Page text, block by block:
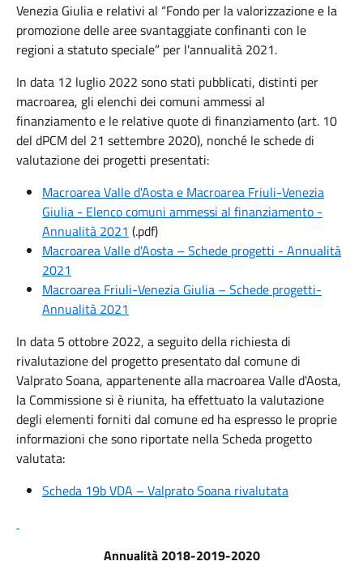
Venezia Giulia e relativi al “Fondo per la valorizzazione e la
promozione delle aree svantaggiate confinanti con le
regioni a statuto speciale” per l'annualità 2021.
In data 12 luglio 2022 sono stati pubblicati, distinti per
macroarea, gli elenchi dei comuni ammessi al
finanziamento e le relative quote di finanziamento (art. 10
del dPCM del 21 settembre 2020), nonché le schede di
valutazione dei progetti presentati:
Macroarea Valle d'Aosta e Macroarea Friuli-Venezia
Giulia - Elenco comuni ammessi al finanziamento -
Annualità 2021 (.pdf)
Macroarea Valle d'Aosta – Schede progetti - Annualità
2021
Macroarea Friuli-Venezia Giulia – Schede progetti-
Annualità 2021
In data 5 ottobre 2022, a seguito della richiesta di
rivalutazione del progetto presentato dal comune di
Valprato Soana, appartenente alla macroarea Valle d'Aosta,
la Commissione si è riunita, ha effettuato la valutazione
degli elementi forniti dal comune ed ha espresso le proprie
informazioni che sono riportate nella Scheda progetto
valutata:
Scheda 19b VDA – Valprato Soana rivalutata
Annualità 2018-2019-2020